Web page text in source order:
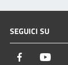
SEGUICI SU
Facebook